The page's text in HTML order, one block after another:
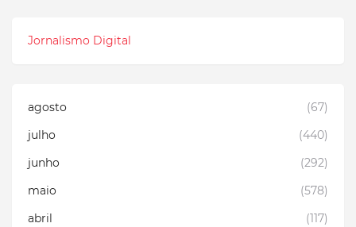
Jornalismo Digital
agosto
(67)
julho
(440)
junho
(292)
maio
(578)
abril
(117)